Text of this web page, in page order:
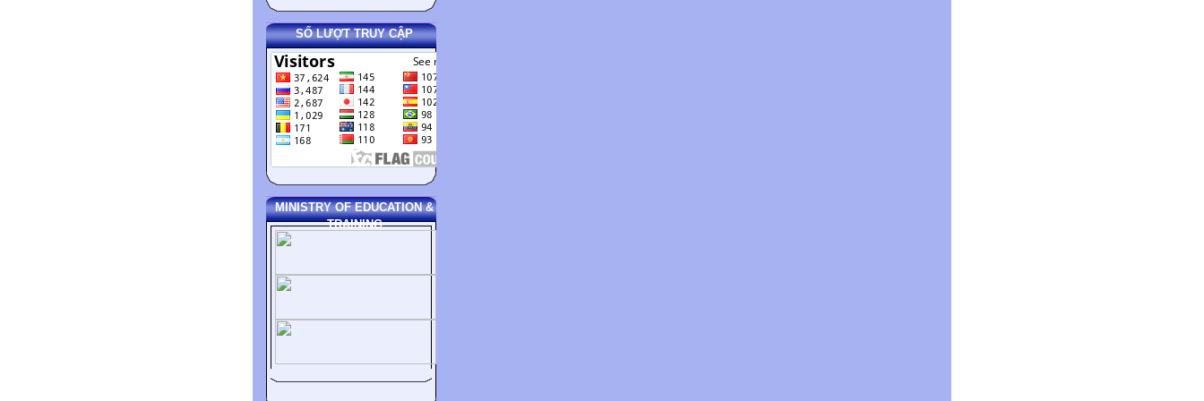
SỐ LƯỢT TRUY CẬP
MINISTRY OF EDUCATION &
TRAINING